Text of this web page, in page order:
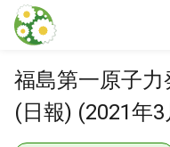
本文に飛ぶ
福島第一原子
(日報) (2021年